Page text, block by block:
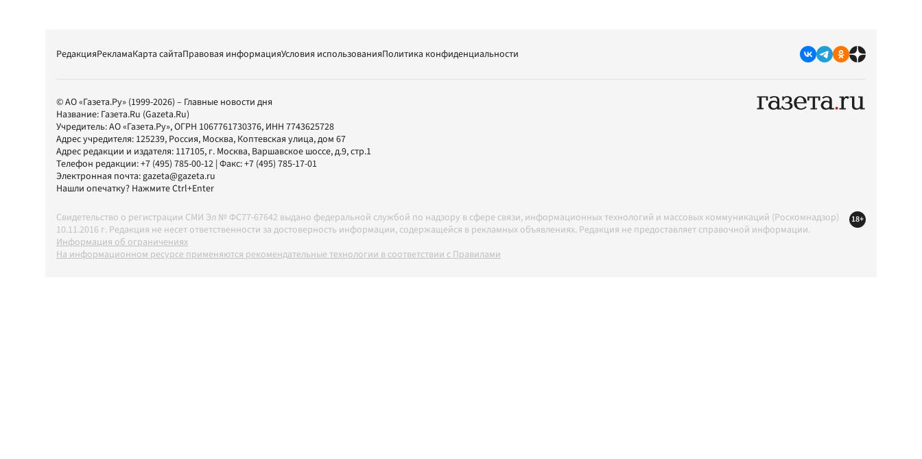
РедакцияРекламаКарта сайтаПравовая информацияУсловия использованияПолитика конфиденциальности
© АО «Газета.Ру» (1999-2026) – Главные новости дня
Название: Газета.Ru (Gazeta.Ru)
Учредитель:АО «Газета.Ру», ОГРН 1067761730376, ИНН 7743625728
Адрес учредителя: 125239, Россия, Москва, Коптевская улица, дом 67
Адрес редакции и издателя: 117105, г. Москва, Варшавское шоссе, д.9, стр.1
Телефон редакции:+7 (495) 785-00-12 | Факс:+7 (495) 785-17-01
Электронная почта:gazeta@gazeta.ru
Нашли опечатку? Нажмите Ctrl+Enter
Свидетельство о регистрации СМИ Эл № ФС77-67642 выдано федеральной службой по надзору в сфере связи, информационных технологий и массовых коммуникаций (Роскомнадзор)
10.11.2016 г. Редакция не несет ответственности за достоверность информации, содержащейся в рекламных объявлениях. Редакция не предоставляет справочной информации.
Информация об ограничениях
На информационном ресурсе применяются рекомендательные технологии в соответствии с Правилами
18+